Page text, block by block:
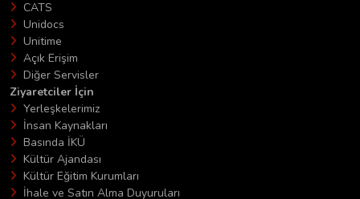
CATS
Unidocs
Unitime
Açık Erişim
Diğer Servisler
Ziyaretciler İçin
Yerleşkelerimiz
İnsan Kaynakları
Basında İKÜ
Kültür Ajandası
Kültür Eğitim Kurumları
İhale ve Satın Alma Duyuruları